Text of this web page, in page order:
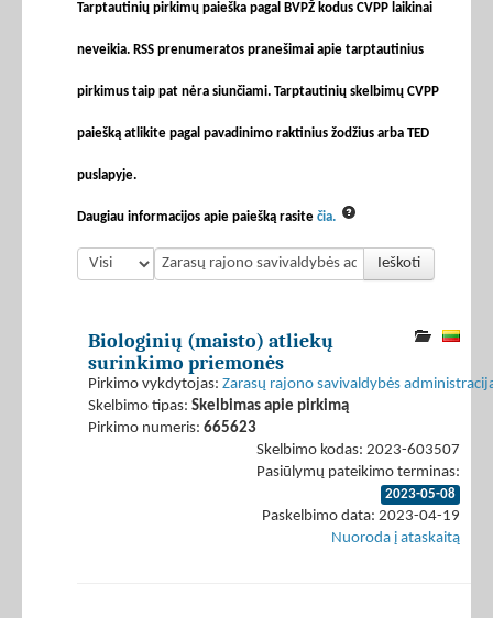
Tarptautinių pirkimų paieška pagal BVPŽ kodus CVPP laikinai
neveikia. RSS prenumeratos pranešimai apie tarptautinius
pirkimus taip pat nėra siunčiami. Tarptautinių skelbimų CVPP
paiešką atlikite pagal pavadinimo raktinius žodžius arba TED
puslapyje.
Daugiau informacijos apie paiešką rasite čia.
Ieškoti
Biologinių (maisto) atliekų
surinkimo priemonės
Pirkimo vykdytojas: Zarasų rajono savivaldybės
Skelbimo tipas: Skelbimas apie pirkimą
Pirkimo numeris: 665623
Skelbimo kodas: 2023-603507
Pasiūlymų pateikimo terminas:
2023-05-08
Paskelbimo data: 2023-04-19
Nuoroda į ataskaitą